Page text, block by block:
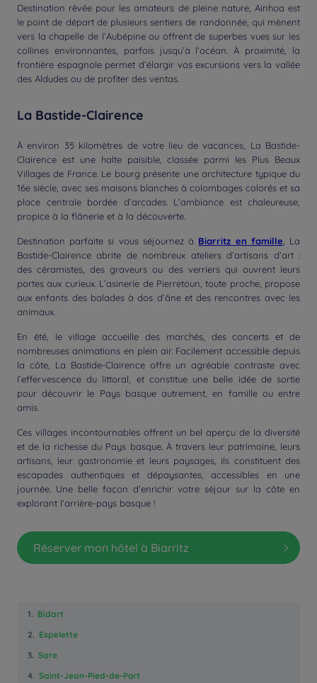
Destination rêvée pour les amateurs de pleine nature, Ainhoa est
le point de départ de plusieurs sentiers de randonnée, qui mènent
vers la chapelle de l’Aubépine ou offrent de superbes vues sur les
collines environnantes, parfois jusqu’à l’océan. À proximité, la
frontière espagnole permet d’élargir vos excursions vers la vallée
des Aldudes ou de profiter des ventas.
La Bastide-Clairence
À environ 35 kilomètres de votre lieu de vacances, La Bastide-
Clairence est une halte paisible, classée parmi les Plus Beaux
Villages de France. Le bourg présente une architecture typique du
16e siècle, avec ses maisons blanches à colombages colorés et sa
place centrale bordée d’arcades. L’ambiance est chaleureuse,
propice à la flânerie et à la découverte.
Destination parfaite si vous séjournez à Biarritz en famille, La
Bastide-Clairence abrite de nombreux ateliers d’artisans d’art :
des céramistes, des graveurs ou des verriers qui ouvrent leurs
portes aux curieux. L’asinerie de Pierretoun, toute proche, propose
aux enfants des balades à dos d’âne et des rencontres avec les
animaux.
En été, le village accueille des marchés, des concerts et de
nombreuses animations en plein air. Facilement accessible depuis
la côte, La Bastide-Clairence offre un agréable contraste avec
l’effervescence du littoral, et constitue une belle idée de sortie
pour découvrir le Pays basque autrement, en famille ou entre
amis.
Ces villages incontournables offrent un bel aperçu de la diversité
et de la richesse du Pays basque. À travers leur patrimoine, leurs
artisans, leur gastronomie et leurs paysages, ils constituent des
escapades authentiques et dépaysantes, accessibles en une
journée. Une belle façon d’enrichir votre séjour sur la côte en
explorant l’arrière-pays basque !
Réserver mon hôtel à Biarritz
1. Bidart
2. Espelette
3. Sare
4. Saint-Jean-Pied-de-Port